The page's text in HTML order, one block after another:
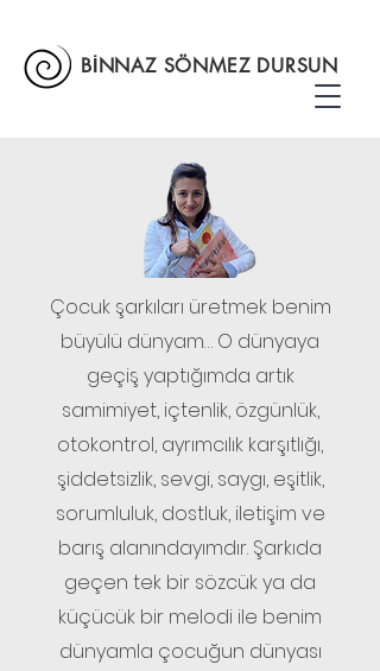
BİNNAZ SÖNMEZ DURSUN
Çocuk şarkıları üretmek benim
büyülü dünyam… O dünyaya
geçiş yaptığımda artık
samimiyet, içtenlik, özgünlük,
otokontrol, ayrımcılık karşıtlığı,
şiddetsizlik, sevgi, saygı, eşitlik,
sorumluluk, dostluk, iletişim ve
barış alanındayımdır. Şarkıda
geçen tek bir sözcük ya da
küçücük bir melodi ile benim
dünyamla çocuğun dünyası